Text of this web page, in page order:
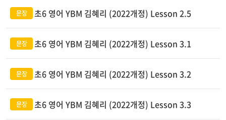
초6 영어 YBM 김혜리 (2022개정) Lesson 2.5
초6 영어 YBM 김혜리 (2022개정) Lesson 3.1
초6 영어 YBM 김혜리 (2022개정) Lesson 3.2
초6 영어 YBM 김혜리 (2022개정) Lesson 3.3